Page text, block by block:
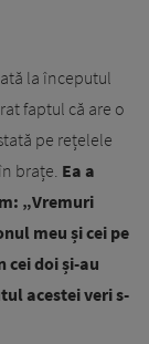
la începutul
faptul că are o
pe rețelele
brațe. Ea a
„Vremuri
meu și cei pe
cei doi și-au
acestei veri s-